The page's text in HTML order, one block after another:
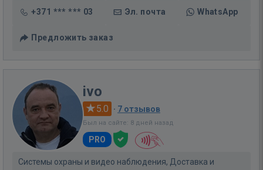
+371 *** *** 03 Эл. почта WhatsApp
Предложить заказ
ivo
5.0 · 7 отзывов
Был на сайте: 8 дней назад
PRO
Системы охраны и видео наблюдения, Доставка и